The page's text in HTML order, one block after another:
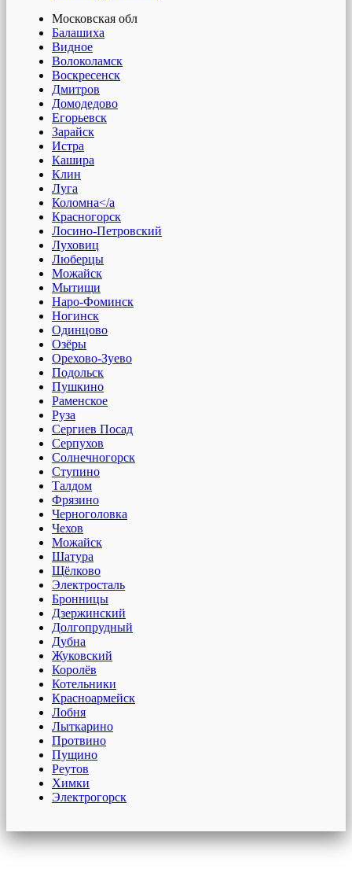
Московская обл
Балашиха
Видное
Волоколамск
Воскресенск
Дмитров
Домодедово
Егорьевск
Зарайск
Истра
Кашира
Клин
Луга
Коломна</a
Красногорск
Лосино-Петровский
Луховиц
Люберцы
Можайск
Мытищи
Наро-Фоминск
Ногинск
Одинцово
Озёры
Орехово-Зуево
Подольск
Пушкино
Раменское
Руза
Сергиев Посад
Серпухов
Солнечногорск
Ступино
Талдом
Фрязино
Черноголовка
Чехов
Можайск
Шатура
Щёлково
Электросталь
Бронницы
Дзержинский
Долгопрудный
Дубна
Жуковский
Королёв
Котельники
Красноармейск
Лобня
Лыткарино
Протвино
Пущино
Реутов
Химки
Электрогорск